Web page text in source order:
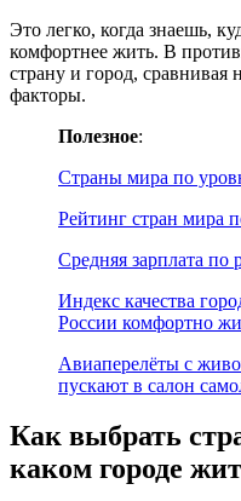
Это легко, когда знаешь,
комфортнее жить. В
страну и город, сравнивая
факторы.
Полезное:
Страны мира по
Рейтинг стран мира
Средняя зарплата по
Индекс качества
России комфортно
Авиаперелёты с
пускают в салон
Как выбрать
каком городе